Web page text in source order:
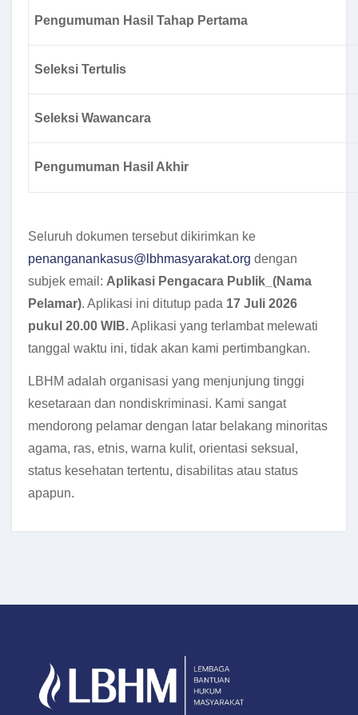
Pengumuman Hasil Tahap Pertama
Seleksi Tertulis
Seleksi Wawancara
Pengumuman Hasil Akhir
Seluruh dokumen tersebut dikirimkan ke
penanganankasus@lbhmasyarakat.org dengan
subjek email: Aplikasi Pengacara Publik_(Nama
Pelamar). Aplikasi ini ditutup pada 17 Juli 2026
pukul 20.00 WIB.Aplikasi yang terlambat melewati
tanggal waktu ini, tidak akan kami pertimbangkan.
LBHM adalah organisasi yang menjunjung tinggi
kesetaraan dan nondiskriminasi. Kami sangat
mendorong pelamar dengan latar belakang minoritas
agama, ras, etnis, warna kulit, orientasi seksual,
status kesehatan tertentu, disabilitas atau status
apapun.